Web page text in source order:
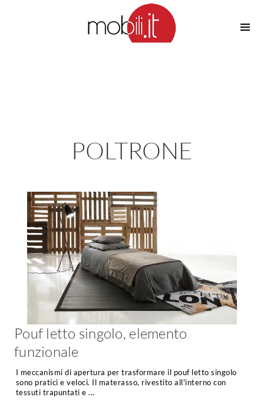
Cucine Monoblocco
Elettrodomestici
Frigoriferi
Piani cottura
Forni
Cappe
Lavastoviglie
Lavatrici
Asciugatrici
Piccoli
Casalinghi
Ombrelloni
Lampadari
Faretti
Applique
Plafoniere
Riscaldamento
Stufe
POLTRONE
Pouf letto singolo, elemento
funzionale
I meccanismi di apertura per trasformare il pouf letto singolo
sono pratici e veloci. Il materasso, rivestito all'interno con
tessuti trapuntati e ...